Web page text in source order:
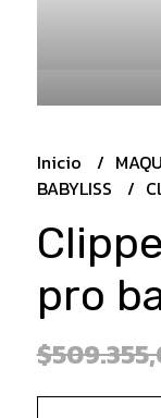
Inicio
BABYLISS
pro